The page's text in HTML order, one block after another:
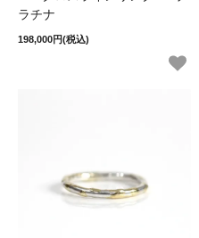
ラチナ
198,000円(税込)